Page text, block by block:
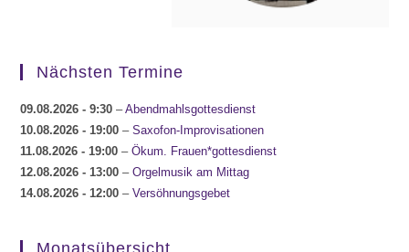
Nächsten Termine
09.08.2026 - 9:30 –Abendmahlsgottesdienst
10.08.2026 - 19:00 –Saxofon-Improvisationen
11.08.2026 - 19:00 –Ökum. Frauen*gottesdienst
12.08.2026 - 13:00 –Orgelmusik am Mittag
14.08.2026 - 12:00 –Versöhnungsgebet